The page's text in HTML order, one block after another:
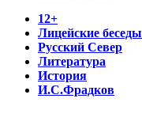
12+
Лицейские беседы
Русский Север
Литература
История
И.С.Фрадков